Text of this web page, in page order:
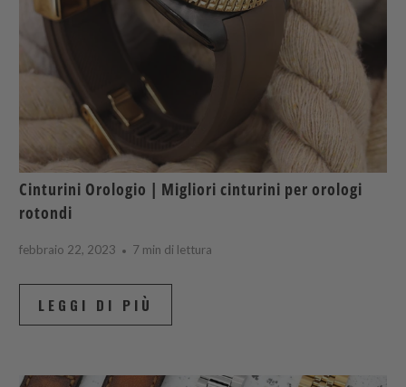
Cinturini Orologio | Migliori cinturini per orologi
rotondi
febbraio 22, 2023 7 min di lettura
LEGGI DI PIÙ